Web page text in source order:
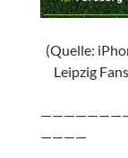
(Quelle:
Leipzig
————